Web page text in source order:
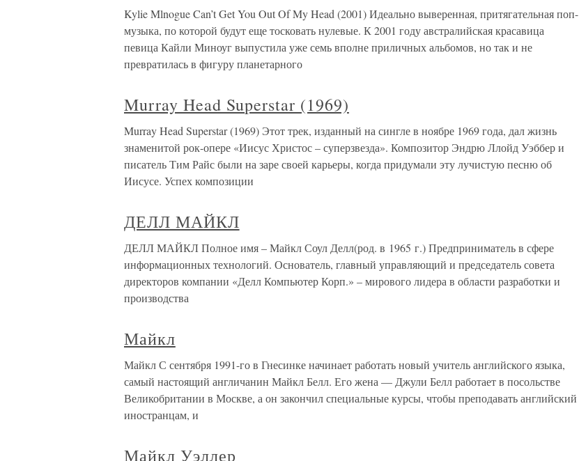
Kylie Mlnogue Can’t Get You Out Of My Head (2001) Идеально выверенная, притягательная поп-
музыка, по которой будут еще тосковать нулевые. К 2001 году австралийская красавица
певица Кайли Миноуг выпустила уже семь вполне приличных альбомов, но так и не
превратилась в фигуру планетарного
Murray Head Superstar (1969)
Murray Head Superstar (1969) Этот трек, изданный на сингле в ноябре 1969 года, дал жизнь
знаменитой рок-опере «Иисус Христос – суперзвезда». Композитор Эндрю Ллойд Уэббер и
писатель Тим Райс были на заре своей карьеры, когда придумали эту лучистую песню об
Иисусе. Успех композиции
ДЕЛЛ МАЙКЛ
ДЕЛЛ МАЙКЛ Полное имя – Майкл Соул Делл(род. в 1965 г.) Предприниматель в сфере
информационных технологий. Основатель, главный управляющий и председатель совета
директоров компании «Делл Компьютер Корп.» – мирового лидера в области разработки и
производства
Майкл
Майкл С сентября 1991-го в Гнесинке начинает работать новый учитель английского языка,
самый настоящий англичанин Майкл Белл. Его жена — Джули Белл работает в посольстве
Великобритании в Москве, а он закончил специальные курсы, чтобы преподавать английский
иностранцам, и
Майкл Уэллер